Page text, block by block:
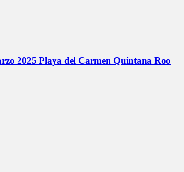
2025 Playa del Carmen Quintana Roo